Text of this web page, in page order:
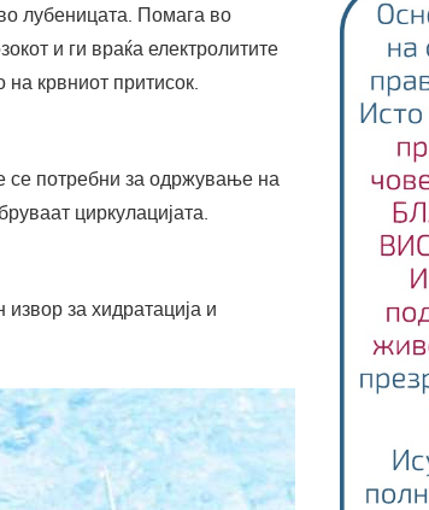
лубеницата. Помага во
и ги враќа електролитите
крвниот притисок.
се потребни за одржување на
циркулацијата.
за хидратација и